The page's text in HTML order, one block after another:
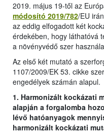
2019. május 19-től az
módosító 2019/782/EU
az eddig elfogadott két
érdekében, hogy láthatóvá
a növényvédő szer
Az első két mutató a
1107/2009/EK 53. cikke
engedélyek számán alapul.
1. Harmonizált kockázati
alapján a forgalomba
lévő hatóanyagok
harmonizált kockázati